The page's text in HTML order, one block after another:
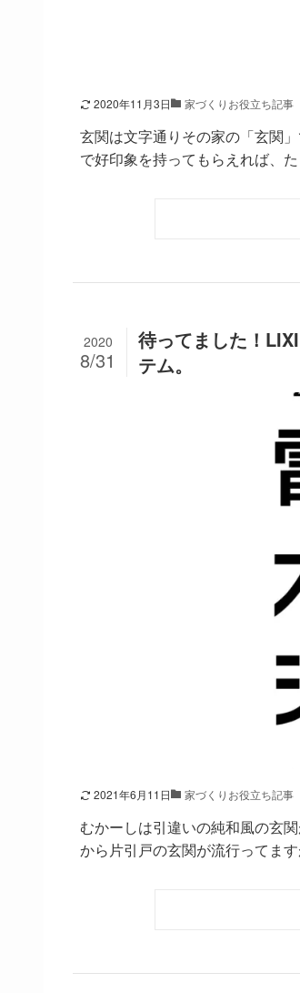
2020年11月3日 家づくりお役立ち記事
玄関は文字通りその家の「玄関
で好印象を持ってもらえれば、
待ってました！
テム。
2020
8/31
2021年6月11日 家づくりお役立ち記事
むかーしは引違いの純和風の玄
から片引戸の玄関が流行ってま